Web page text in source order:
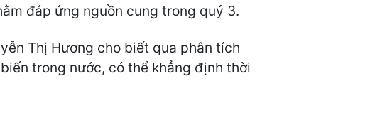
đáp ứng nguồn cung trong quý 3.
Thị Hương cho biết qua phân tích
trong nước, có thể khẳng định thời